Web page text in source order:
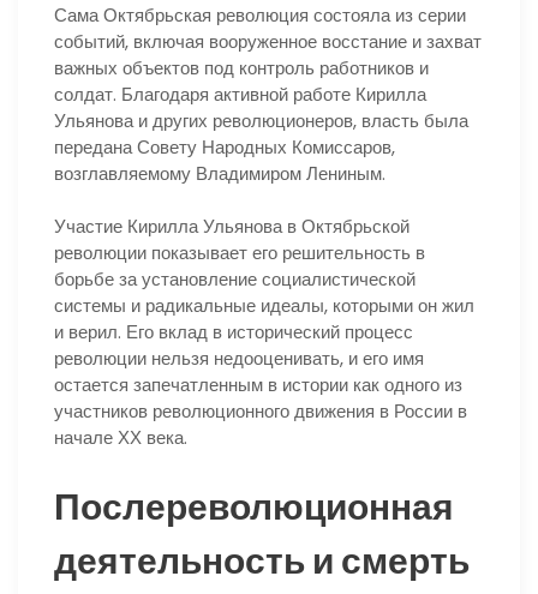
Сама Октябрьская революция состояла из серии
событий, включая вооруженное восстание и захват
важных объектов под контроль работников и
солдат. Благодаря активной работе Кирилла
Ульянова и других революционеров, власть была
передана Совету Народных Комиссаров,
возглавляемому Владимиром Лениным.
Участие Кирилла Ульянова в Октябрьской
революции показывает его решительность в
борьбе за установление социалистической
системы и радикальные идеалы, которыми он жил
и верил. Его вклад в исторический процесс
революции нельзя недооценивать, и его имя
остается запечатленным в истории как одного из
участников революционного движения в России в
начале ХХ века.
Послереволюционная
деятельность и смерть